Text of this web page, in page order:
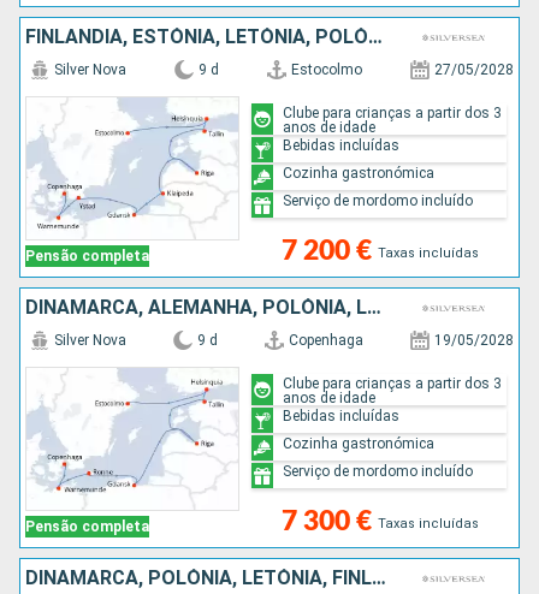
FINLÂNDIA, ESTÓNIA, LETÓNIA, POLÓNIA, SUÉCIA, ALEMANHA, DINAMARCA
Pensão completa
Silver Nova 9 d Estocolmo 27/05/2028
7 200 € Taxas incluídas
Clube para crianças a partir dos 3
anos de idade
Bebidas incluídas
Cozinha gastronómica
Serviço de mordomo incluído
DINAMARCA, ALEMANHA, POLÓNIA, LETÓNIA, ESTÓNIA, FINLÂNDIA, SUÉCIA
Pensão completa
Silver Nova 9 d Copenhaga 19/05/2028
7 300 € Taxas incluídas
Clube para crianças a partir dos 3
anos de idade
Bebidas incluídas
Cozinha gastronómica
Serviço de mordomo incluído
DINAMARCA, POLÓNIA, LETÓNIA, FINLÂNDIA, ESTÓNIA, SUÉCIA